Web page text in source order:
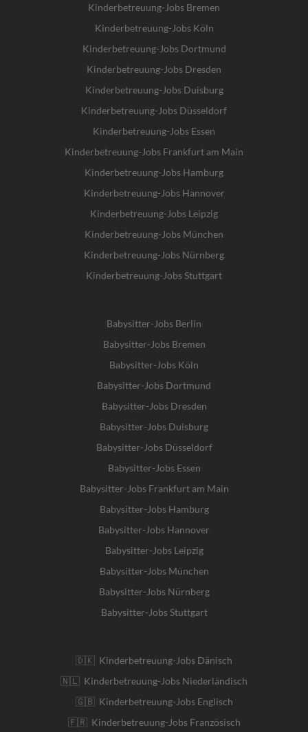
Kinderbetreuung-Jobs Bremen
Kinderbetreuung-Jobs Köln
Kinderbetreuung-Jobs Dortmund
Kinderbetreuung-Jobs Dresden
Kinderbetreuung-Jobs Duisburg
Kinderbetreuung-Jobs Düsseldorf
Kinderbetreuung-Jobs Essen
Kinderbetreuung-Jobs Frankfurt am Main
Kinderbetreuung-Jobs Hamburg
Kinderbetreuung-Jobs Hannover
Kinderbetreuung-Jobs Leipzig
Kinderbetreuung-Jobs München
Kinderbetreuung-Jobs Nürnberg
Kinderbetreuung-Jobs Stuttgart
Babysitter-Jobs Berlin
Babysitter-Jobs Bremen
Babysitter-Jobs Köln
Babysitter-Jobs Dortmund
Babysitter-Jobs Dresden
Babysitter-Jobs Duisburg
Babysitter-Jobs Düsseldorf
Babysitter-Jobs Essen
Babysitter-Jobs Frankfurt am Main
Babysitter-Jobs Hamburg
Babysitter-Jobs Hannover
Babysitter-Jobs Leipzig
Babysitter-Jobs München
Babysitter-Jobs Nürnberg
Babysitter-Jobs Stuttgart
🇩🇰 Kinderbetreuung-Jobs Dänisch
🇳🇱 Kinderbetreuung-Jobs Niederländisch
🇬🇧 Kinderbetreuung-Jobs Englisch
🇫🇷 Kinderbetreuung-Jobs Französisch